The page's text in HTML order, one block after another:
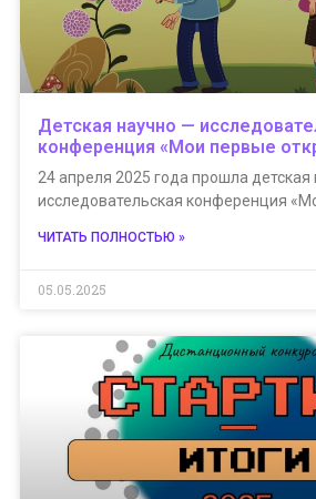
Детская научно —
конференция «Мои первые
24 апреля 2025 года прошла детская
исследовательская конференция
ЧИТАТЬ ПОЛНОСТЬЮ »
05.05.2025